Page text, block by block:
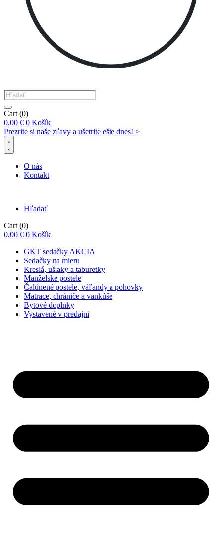
Products
search
Cart (0)
0,00 € 0 Košík
Prezrite si naše zľavy a ušetrite ešte dnes! >​
O nás
Kontakt
Hľadať
Cart (0)
0,00 € 0 Košík
GKT sedačky AKCIA
Sedačky na mieru
Kreslá, ušiaky a taburetky
Manželské postele
Čalúnené postele, váľandy a pohovky
Matrace, chrániče a vankúše
Bytové doplnky
Vystavené v predajni